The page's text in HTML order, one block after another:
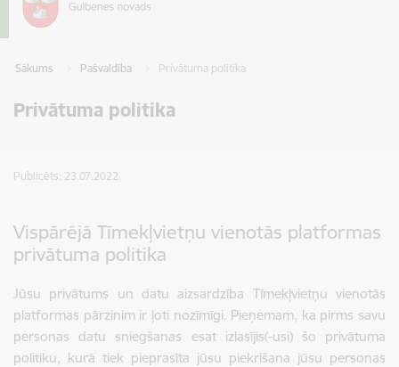
Sākums Pašvaldība Privātuma politika
Privātuma politika
Publicēts: 23.07.2022.
Vispārējā Tīmekļvietņu vienotās platformas
privātuma politika
Jūsu privātums un datu aizsardzība Tīmekļvietņu vienotās
platformas pārzinim ir ļoti nozīmīgi. Pieņemam, ka pirms savu
personas datu sniegšanas esat izlasījis(-usi) šo privātuma
politiku, kurā tiek pieprasīta jūsu piekrišana jūsu personas